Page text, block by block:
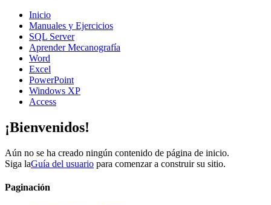
Inicio
Manuales y Ejercicios
SQL Server
Aprender Mecanografía
Word
Excel
PowerPoint
Windows XP
Access
¡Bienvenidos!
Aún no se ha creado ningún contenido de página de inicio.
Siga laGuía del usuario para comenzar a construir su sitio.
Paginación